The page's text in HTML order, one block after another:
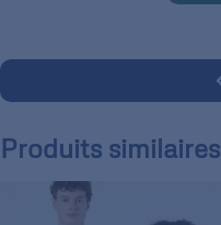
Produits similaires